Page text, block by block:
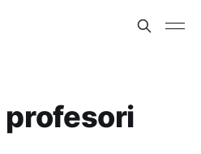
profesori